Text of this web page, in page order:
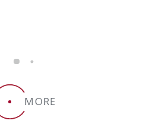
MORE